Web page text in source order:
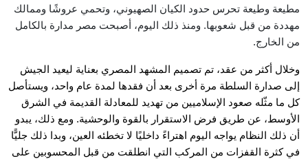
مطيعة وطيعة تحرس حدود الكيان الصهيوني، وتحمي عروشًا وممالك
مهددة من قبل شعوبها. ومنذ ذلك اليوم، أصبحت مصر مدارة بالكامل
من الخارج.
وخلال أكثر من عقد، تم تصميم المشهد المصري بعناية ليعيد الجيش
إلى صدارة السلطة مرة أخرى بعد أن فقدها لمدة عام واحد، ويستأصل
كل ما مثّله صعود الإسلاميين من تهديد للمعادلة القديمة في الشرق
الأوسط، عن طريق فرض الاستقرار بالقوة والوحشية. ومع ذلك، يبدو
أن ذلك النظام يواجه اليوم اهتراءً داخليًا لا تخطئه العين، وبدا ذلك جليًّا
في كثرة القفزات من المركب التي انطلقت من قبل المحسوبين على